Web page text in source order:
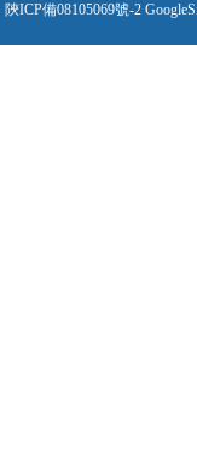
陝ICP備08105069號-2